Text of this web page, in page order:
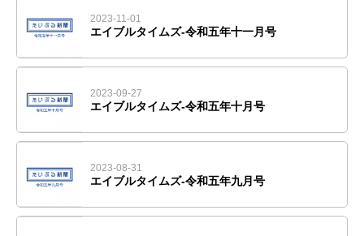
2023-11-01
エイブルタイムズ-令和五年十一月号
2023-09-27
エイブルタイムズ-令和五年十月号
2023-08-31
エイブルタイムズ-令和五年九月号